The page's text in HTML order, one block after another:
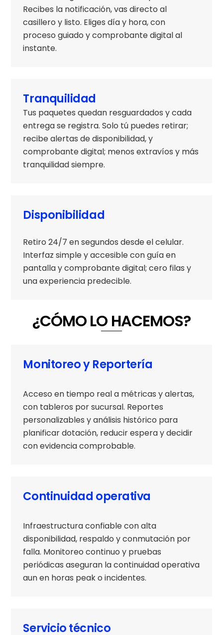
Recibes la notificación, vas directo al
casillero y listo. Eliges día y hora, con
proceso guiado y comprobante digital al
instante.
Tranquilidad
Tus paquetes quedan resguardados y cada
entrega se registra. Solo tú puedes retirar;
recibe alertas de disponibilidad, y
comprobante digital; menos extravíos y más
tranquilidad siempre.
Disponibilidad
Retiro 24/7 en segundos desde el celular.
Interfaz simple y accesible con guía en
pantalla y comprobante digital; cero filas y
una experiencia predecible.
¿CÓMO LO HACEMOS?
Monitoreo y Reportería
Acceso en tiempo real a métricas y alertas,
con tableros por sucursal. Reportes
personalizables y análisis histórico para
planificar dotación, reducir espera y decidir
con evidencia comprobable.
Continuidad operativa
Infraestructura confiable con alta
disponibilidad, respaldo y conmutación por
falla. Monitoreo continuo y pruebas
periódicas aseguran la continuidad operativa
aun en horas peak o incidentes.
Servicio técnico